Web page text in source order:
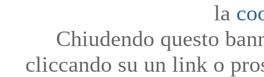
la
Chiudendo questo
cliccando su un link o